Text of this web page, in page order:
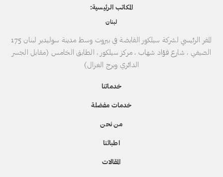
المكاتب الرئيسية:
لبنان
المقر الرئيسي لشركة سيلكور القابضة في بيروت وسط مدينة سوليدير لبنان 175
الصيفي ، شارع فؤاد شهاب ، مركز سيلكور ، الطابق الخامس (مقابل الجسر
الدائري وبرج الغزال)
خدماتنا
خدمات مفضلة
من نحن
اطبائنا
المقالات